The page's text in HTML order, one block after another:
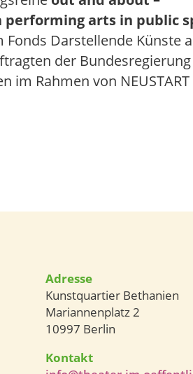
performing arts in public
Darstellende Künste
der
im Rahmen von NEUSTART
Adresse
Kunstquartier Bethanien
Mariannenplatz 2
10997 Berlin
Kontakt